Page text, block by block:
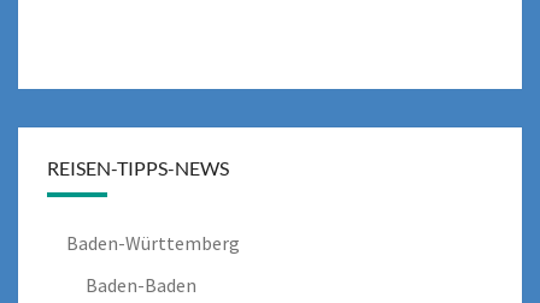
REISEN-TIPPS-NEWS
Baden-Württemberg
Baden-Baden